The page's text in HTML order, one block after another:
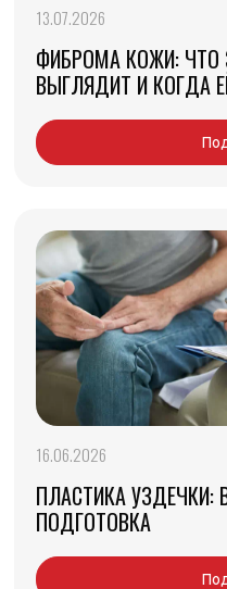
13.07.2026
ФИБРОМА КОЖИ: ЧТО
ВЫГЛЯДИТ И КОГДА
16.06.2026
ПЛАСТИКА
ПОДГОТОВКА